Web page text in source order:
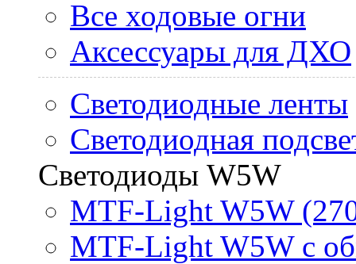
Все ходовые огни
Аксессуары для ДХО
Светодиодные ленты
Светодиодная
Светодиоды W5W
MTF-Light W5W
MTF-Light W5W с